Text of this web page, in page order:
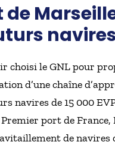
de
navires
choisi le GNL pour
d’une chaîne
navires de 15 000
port de
de